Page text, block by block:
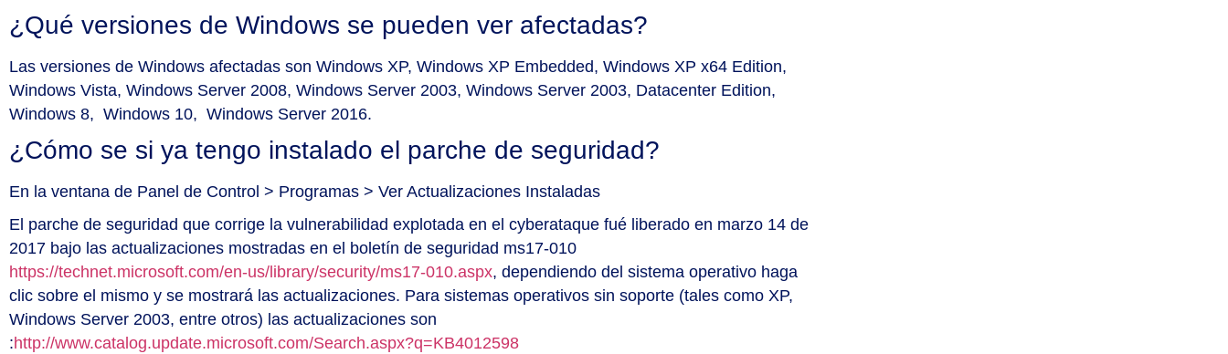
¿Qué versiones de Windows se pueden ver afectadas?
Las versiones de Windows afectadas son Windows XP, Windows XP Embedded, Windows XP x64 Edition,
Windows Vista, Windows Server 2008, Windows Server 2003, Windows Server 2003, Datacenter Edition,
Windows 8, Windows 10, Windows Server 2016.
¿Cómo se si ya tengo instalado el parche de seguridad?
En la ventana de Panel de Control > Programas > Ver Actualizaciones Instaladas
El parche de seguridad que corrige la vulnerabilidad explotada en el cyberataque fué liberado en marzo 14 de
2017 bajo las actualizaciones mostradas en el boletín de seguridad ms17-010
https://technet.microsoft.com/en-us/library/security/ms17-010.aspx, dependiendo del sistema operativo haga
clic sobre el mismo y se mostrará las actualizaciones. Para sistemas operativos sin soporte (tales como XP,
Windows Server 2003, entre otros) las actualizaciones son
:http://www.catalog.update.microsoft.com/Search.aspx?q=KB4012598